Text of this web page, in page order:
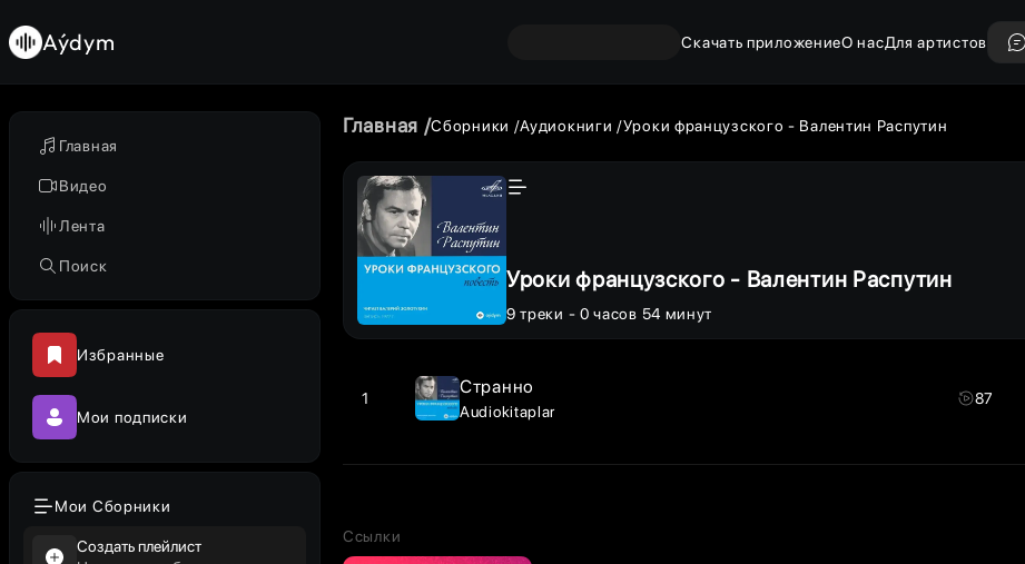
Главная
Видео
Лента
Поиск
Избранные
Мои подписки
Мои Сборники
Создать плейлист
Aýdym Скачать приложениеО насДля артистов
Главная Сборники Аудиокниги Уроки французского - Валентин Распутин
Уроки французского - Валентин Распутин
9 треки - 0 часов 54 минут
1
Странно
Audiokitaplar
87
Ссылки